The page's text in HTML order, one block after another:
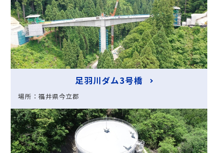
足羽川ダム3号橋
場所：福井県今立郡